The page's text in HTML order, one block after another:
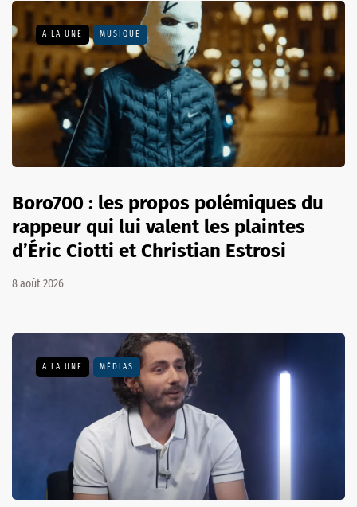
A LA UNE MUSIQUE
Boro700 : les propos polémiques du
rappeur qui lui valent les plaintes
d’Éric Ciotti et Christian Estrosi
8 août 2026
A LA UNE MÉDIAS